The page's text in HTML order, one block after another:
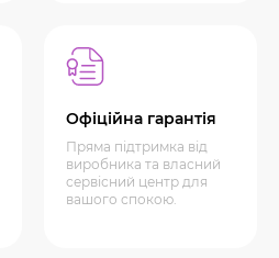
Офіційна гарантія
Пряма підтримка від
виробника та власний
сервісний центр для
вашого спокою.